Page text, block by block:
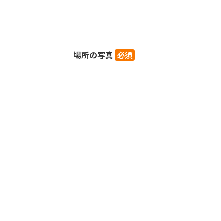
場所の写真 必須